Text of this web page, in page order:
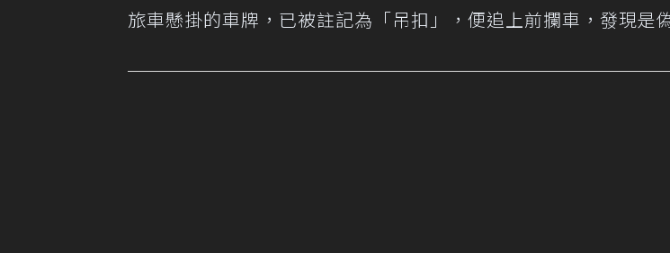
旅車懸掛的車牌，已被註記為「吊扣」，便追上前攔車，發現是